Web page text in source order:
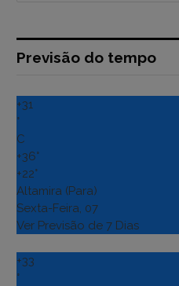
Previsão do tempo
+31
°
C
+36°
+22°
Altamira (Para)
Sexta-Feira, 07
Ver Previsão de 7 Dias
+33
°